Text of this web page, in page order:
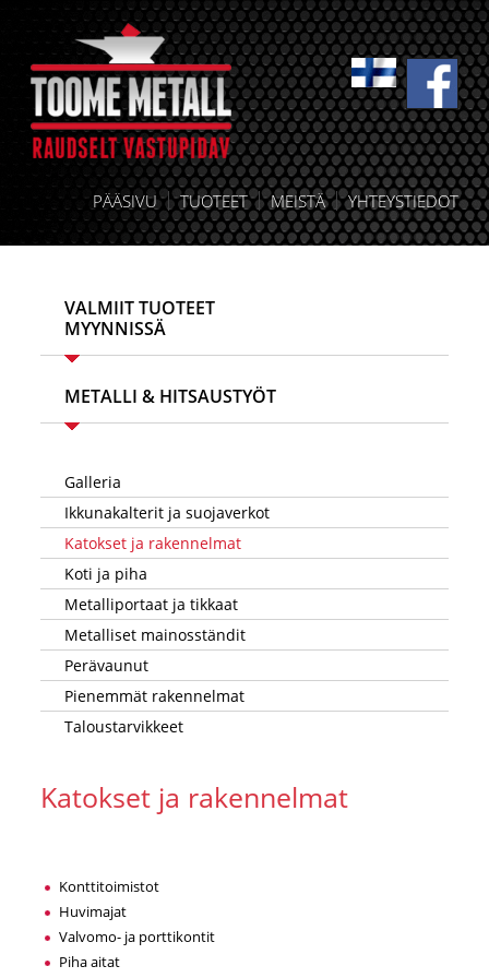
PÄÄSIVU TUOTEET MEISTÄ YHTEYSTIEDOT
VALMIIT TUOTEET
MYYNNISSÄ
METALLI & HITSAUSTYÖT
Galleria
Ikkunakalterit ja suojaverkot
Katokset ja rakennelmat
Koti ja piha
Metalliportaat ja tikkaat
Metalliset mainosständit
Perävaunut
Pienemmät rakennelmat
Taloustarvikkeet
Katokset ja rakennelmat
Konttitoimistot
Huvimajat
Valvomo- ja porttikontit
Piha aitat